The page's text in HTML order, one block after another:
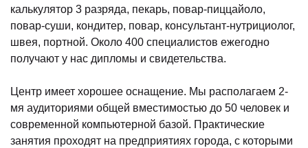
калькулятор 3 разряда, пекарь, повар-пиццайоло,
повар-суши, кондитер, повар, консультант-нутрициолог,
швея, портной. Около 400 специалистов ежегодно
получают у нас дипломы и свидетельства.
Центр имеет хорошее оснащение. Мы располагаем 2-
мя аудиториями общей вместимостью до 50 человек и
современной компьютерной базой. Практические
занятия проходят на предприятиях города, с которыми